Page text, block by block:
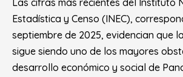
Las cifras más recientes del Instituto
Estadística y Censo (INEC),
septiembre de 2025, evidencian que
sigue siendo uno de los mayores
desarrollo económico y social de